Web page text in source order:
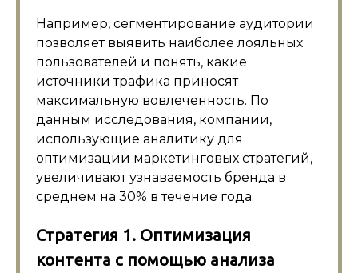
Например, сегментирование аудитории
позволяет выявить наиболее лояльных
пользователей и понять, какие
источники трафика приносят
максимальную вовлеченность. По
данным исследования, компании,
использующие аналитику для
оптимизации маркетинговых стратегий,
увеличивают узнаваемость бренда в
среднем на 30% в течение года.
Стратегия 1. Оптимизация
контента с помощью анализа